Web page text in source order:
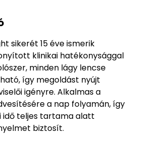
sikerét 15 éve ismerik
klinikai hatékonysággal
minden lágy lencse
így megoldást nyújt
igényre. Alkalmas a
a nap folyamán, így
idő teljes tartama alatt
biztosít.